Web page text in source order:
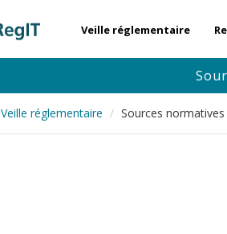
Veille réglementaire
Veille réglementaire Sources